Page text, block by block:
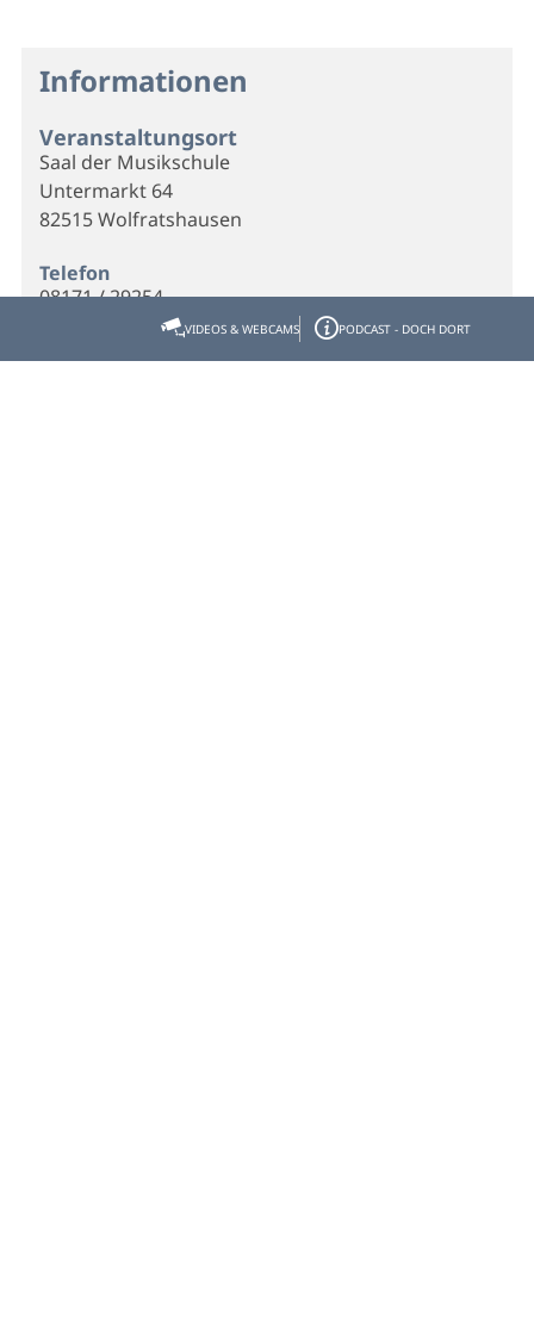
Informationen
Veranstaltungsort
Saal der Musikschule
Untermarkt 64
82515 Wolfratshausen
Telefon
08171 / 29254
VIDEOS & WEBCAMS PODCAST - DOCH DORT